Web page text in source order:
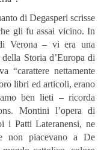
di Degasperi scrisse
gli fu assai vicino. In
Verona – vi era una
Storia d’Europa di
“carattere nettamente
libri ed articoli, erano
ben lieti – ricorda
Montini l’opera di
i Patti Lateranensi, ne
non piacevano a De